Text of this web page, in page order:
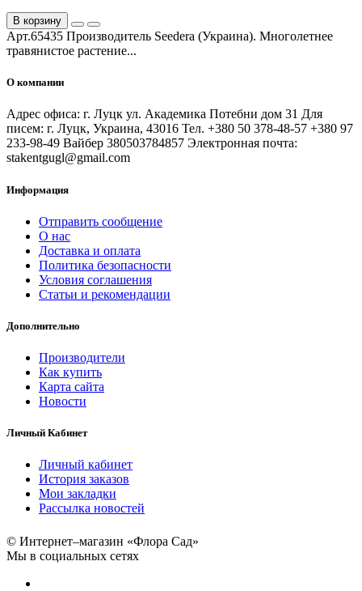
В корзину
Арт.65435 Производитель Seedera (Украина). Многолетнее
травянистое растение...
О компании
Адрес офиса: г. Луцк ул. Академика Потебни дом 31 Для
писем: г. Луцк, Украина, 43016 Тел. +380 50 378-48-57 +380 97
233-98-49 Вайбер 380503784857 Электронная почта:
stakentgugl@gmail.com
Информация
Отправить сообщение
О нас
Доставка и оплата
Политика безопасности
Условия соглашения
Статьи и рекомендации
Дополнительно
Производители
Как купить
Карта сайта
Новости
Личный Кабинет
Личный кабинет
История заказов
Мои закладки
Рассылка новостей
© Интернет–магазин «Флора Сад»
Мы в социальных сетях